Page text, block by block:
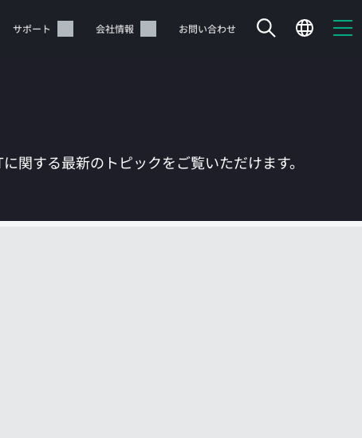
サポート 会社情報 お問い合わせ
関する最新のトピックをご覧いただけます。